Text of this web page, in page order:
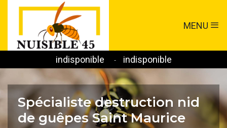
MENU
indisponible - indisponible
Spécialiste destruction nid
de guêpes Saint Maurice